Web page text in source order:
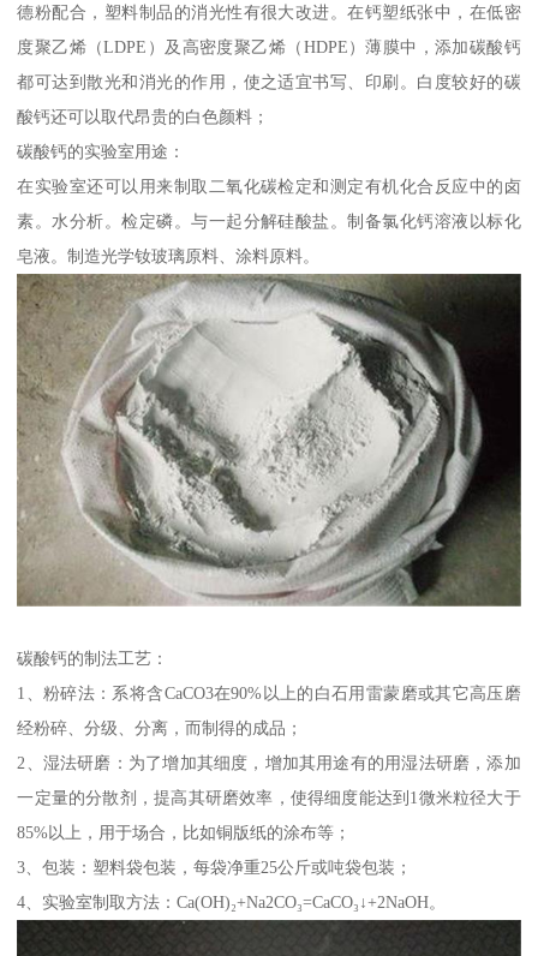
德粉配合，塑料制品的消光性有很大改进。在钙塑纸张中，在低密
度聚乙烯（LDPE）及高密度聚乙烯（HDPE）薄膜中，添加碳酸钙
都可达到散光和消光的作用，使之适宜书写、印刷。白度较好的碳
酸钙还可以取代昂贵的白色颜料；
碳酸钙的实验室用途：
在实验室还可以用来制取二氧化碳检定和测定有机化合反应中的卤
素。水分析。检定磷。与一起分解硅酸盐。制备氯化钙溶液以标化
皂液。制造光学钕玻璃原料、涂料原料。
碳酸钙的制法工艺：
1、粉碎法：系将含CaCO3在90%以上的白石用雷蒙磨或其它高压磨
经粉碎、分级、分离，而制得的成品；
2、湿法研磨：为了增加其细度，增加其用途有的用湿法研磨，添加
一定量的分散剂，提高其研磨效率，使得细度能达到1微米粒径大于
85%以上，用于场合，比如铜版纸的涂布等；
3、包装：塑料袋包装，每袋净重25公斤或吨袋包装；
4、实验室制取方法：Ca(OH)₂+Na2CO₃=CaCO₃↓+2NaOH。